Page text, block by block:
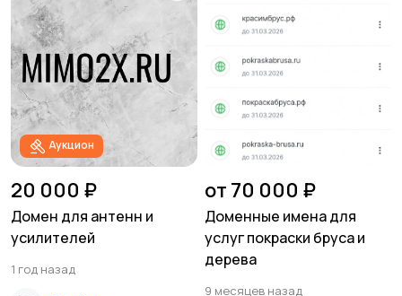
Аукцион
20 000 ₽
Домен для антенн и
усилителей
1 год назад
от 70 000 ₽
Доменные имена для
услуг покраски бруса и
дерева
9 месяцев назад